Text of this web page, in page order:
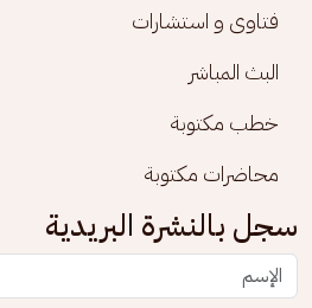
فتاوى و استشارات
البث المباشر
خطب مكتوبة
محاضرات مكتوبة
سجل بالنشرة البريدية